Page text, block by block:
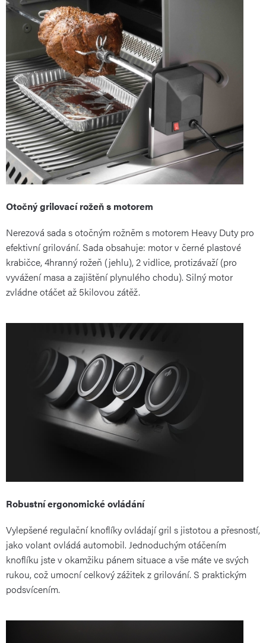
Otočný grilovací rožeň s motorem
Nerezová sada s otočným rožněm s motorem Heavy Duty pro
efektivní grilování. Sada obsahuje: motor v černé plastové
krabičce, 4hranný rožeň (jehlu), 2 vidlice, protizávaží (pro
vyvážení masa a zajištění plynulého chodu). Silný motor
zvládne otáčet až 5kilovou zátěž.
Robustní ergonomické ovládání
Vylepšené regulační knoflíky ovládají gril s jistotou a přesností,
jako volant ovládá automobil. Jednoduchým otáčením
knoflíku jste v okamžiku pánem situace a vše máte ve svých
rukou, což umocní celkový zážitek z grilování. S praktickým
podsvícením.